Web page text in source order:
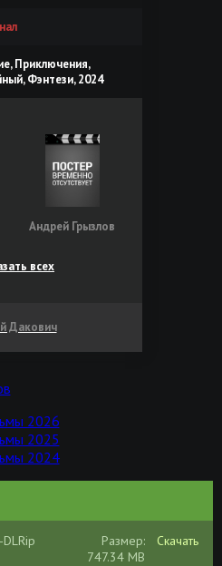
Приключения,
Фэнтези, 2024
Андрей Грызлов
всех
Дакович
2026
2025
2024
Размер:
747.34 MB
Скачать